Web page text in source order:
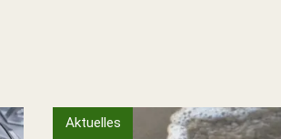
Aktuelles